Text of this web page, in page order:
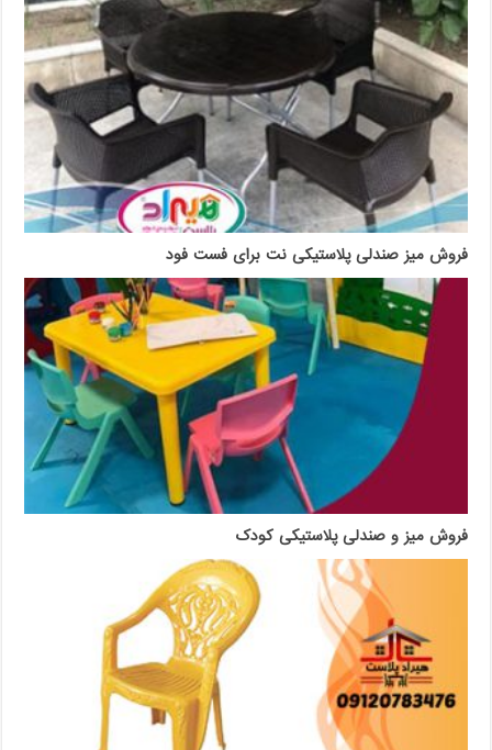
فروش میز صندلی پلاستیکی نت برای فست فود
فروش میز و صندلی پلاستیکی کودک